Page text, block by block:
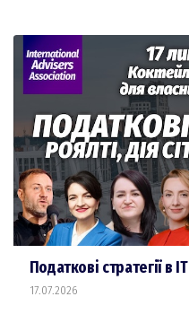
Податкові стратегії в ІТ
17.07.2026